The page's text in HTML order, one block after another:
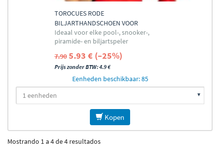
TOROCUES RODE
BILJARTHANDSCHOEN VOOR
RECHTERHAND
Ideaal voor elke pool-, snooker-,
piramide- en biljartspeler
7.90 5.93 € (–25%)
Prijs zonder BTW: 4.9 €
Eenheden beschikbaar: 85
Kopen
Mostrando 1 a 4 de 4 resultados